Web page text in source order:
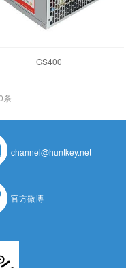
GS400
条
channel@huntkey.net
官方微博